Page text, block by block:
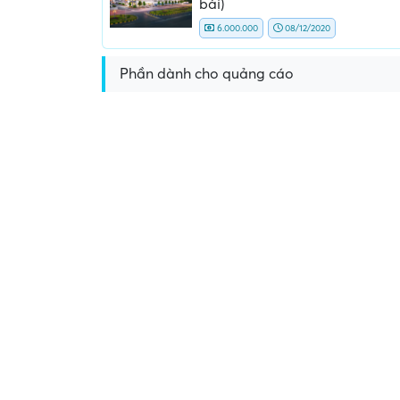
bài)
6.000.000 08/12/2020
Phần dành cho quảng cáo